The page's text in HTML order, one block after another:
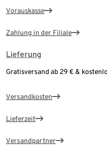
Vorauskasse
Zahlung in der Filiale
Lieferung
Gratisversand ab 29 € &
Versandkosten
Lieferzeit
Versandpartner